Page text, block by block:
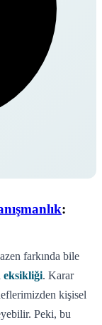
:
farkında bile
eksikliği. Karar
kişisel
Peki, bu